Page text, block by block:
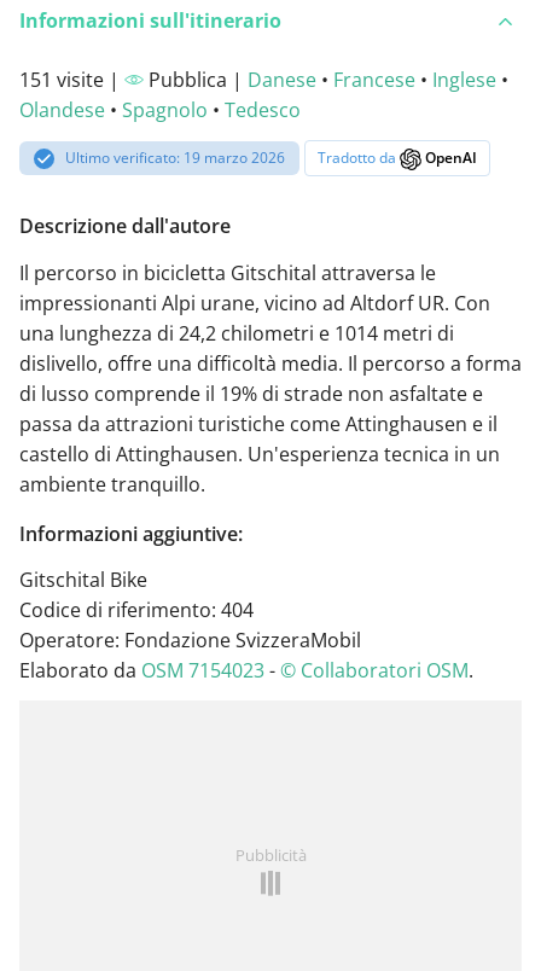
Informazioni sull'itinerario
151 visite | Pubblica | Danese • Francese • Inglese •
Olandese • Spagnolo • Tedesco
Ultimo verificato: 19 marzo 2026 Tradotto da OpenAI
Descrizione dall'autore
Il percorso in bicicletta Gitschital attraversa le
impressionanti Alpi urane, vicino ad Altdorf UR. Con
una lunghezza di 24,2 chilometri e 1014 metri di
dislivello, offre una difficoltà media. Il percorso a forma
di lusso comprende il 19% di strade non asfaltate e
passa da attrazioni turistiche come Attinghausen e il
castello di Attinghausen. Un'esperienza tecnica in un
ambiente tranquillo.
Informazioni aggiuntive:
Gitschital Bike
Codice di riferimento: 404
Operatore: Fondazione SvizzeraMobil
Elaborato da OSM 7154023-© Collaboratori OSM.
Pubblicità